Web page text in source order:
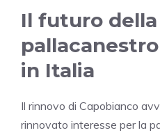
Il futuro della
in Italia
Il rinnovo di Capobianco
rinnovato interesse per la